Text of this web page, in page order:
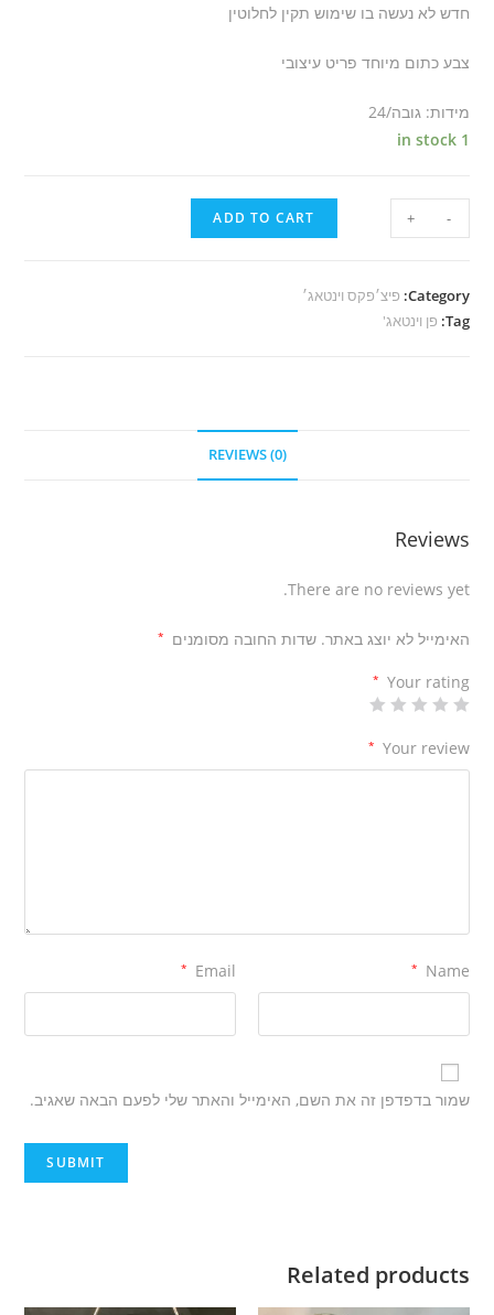
חדש לא נעשה בו שימוש תקין לחלוטין
צבע כתום מיוחד פריט עיצובי
מידות: גובה/24
1 in stock
-
+
ADD TO CART
Category: פיצ׳פקס וינטאג׳
Tag: פן וינטאג'
REVIEWS (0)
Reviews
There are no reviews yet.
האימייל לא יוצג באתר. שדות החובה מסומנים *
Your rating
*
Your review
*
Name
*
Email
*
שמור בדפדפן זה את השם, האימייל והאתר שלי לפעם הבאה שאגיב.
Related products